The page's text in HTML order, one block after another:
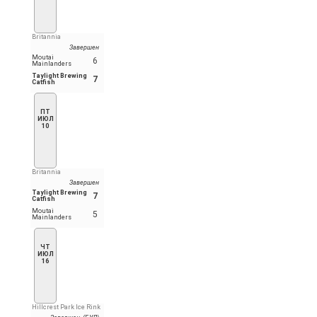
Britannia
Завершен
Moutai
Mainlanders
6
Taylight Brewing
Catfish
7
ПТ
ИЮЛ
10
Britannia
Завершен
Taylight Brewing
Catfish
7
Moutai
Mainlanders
5
ЧТ
ИЮЛ
16
Hillcrest Park Ice Rink